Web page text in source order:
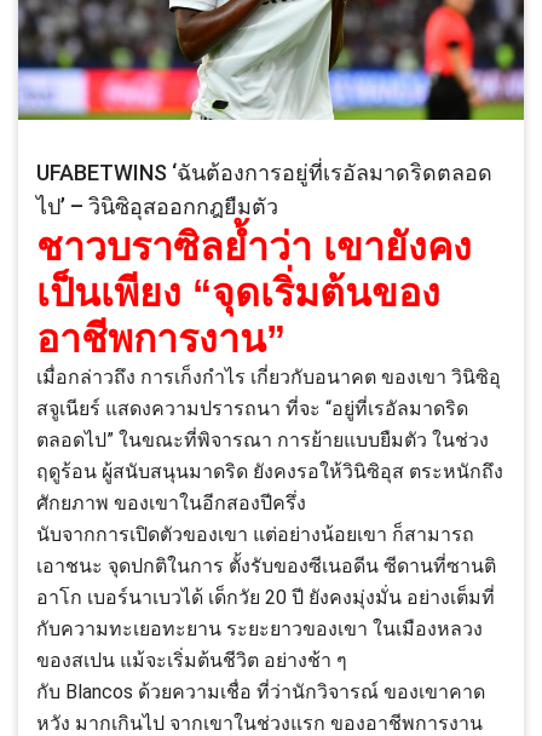
UFABETWINS ‘ฉันต้องการอยู่ที่เรอัลมาดริดตลอด
ไป’ – วินิซิอุสออกกฎยืมตัว
ชาวบราซิลย้ำว่า เขายังคง
เป็นเพียง “จุดเริ่มต้นของ
อาชีพการงาน”
เมื่อกล่าวถึง การเก็งกำไร เกี่ยวกับอนาคต ของเขา วินิซิอุ
สจูเนียร์ แสดงความปรารถนา ที่จะ “อยู่ที่เรอัลมาดริด
ตลอดไป” ในขณะที่พิจารณา การย้ายแบบยืมตัว ในช่วง
ฤดูร้อน ผู้สนับสนุนมาดริด ยังคงรอให้วินิซิอุส ตระหนักถึง
ศักยภาพ ของเขาในอีกสองปีครึ่ง
นับจากการเปิดตัวของเขา แต่อย่างน้อยเขา ก็สามารถ
เอาชนะ จุดปกติในการ ตั้งรับของซีเนอดีน ซีดานที่ซานติ
อาโก เบอร์นาเบวได้ เด็กวัย 20 ปี ยังคงมุ่งมั่น อย่างเต็มที่
กับความทะเยอทะยาน ระยะยาวของเขา ในเมืองหลวง
ของสเปน แม้จะเริ่มต้นชีวิต อย่างช้า ๆ
กับ Blancos ด้วยความเชื่อ ที่ว่านักวิจารณ์ ของเขาคาด
หวัง มากเกินไป จากเขาในช่วงแรก ของอาชีพการงาน